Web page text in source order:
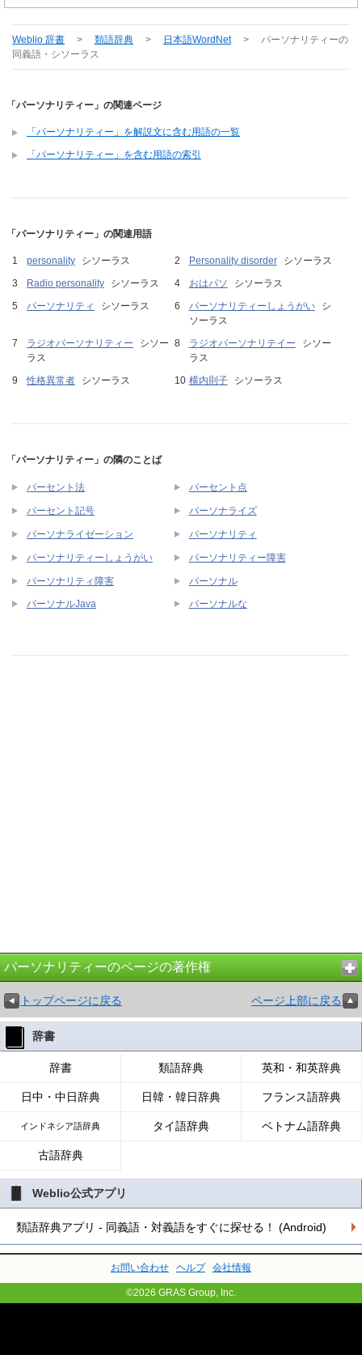
Weblio 辞書 > 類語辞典 > 日本語WordNet > パーソナリティーの
同義語・シソーラス
「パーソナリティー」の関連ページ
「パーソナリティー」を解説文に含む用語の一覧
「パーソナリティー」を含む用語の索引
「パーソナリティー」の関連用語
personality シソーラス Personality disorder
シソーラス
Radio personality
シソーラス おはパソ
シソーラス
パーソナリティ
シソーラス パーソナリティーしょうがい
シ
ソーラス
ラジオパーソナリティー
シソー
ラス
ラジオパーソナリテイー
シソー
ラス
性格異常者
シソーラス 横内則子 シソーラス
「パーソナリティー」の隣のことば
パーセント法 パーセント点
パーセント記号 パーソナライズ
パーソナライゼーション パーソナリティ
パーソナリティーしょうがい パーソナリティー障害
パーソナリティ障害 パーソナル
パーソナルJava パーソナルな
パーソナリティーのページの著作権
トップページに戻る ページ上部に戻る
辞書
辞書 類語辞典 英和・和英辞典
日中・中日辞典 日韓・韓日辞典 フランス語辞典
インドネシア語辞典 タイ語辞典 ベトナム語辞典
古語辞典
Weblio公式アプリ
類語辞典アプリ - 同義語・対義語をすぐに探せる！ (Android)
お問い合わせ ヘルプ 会社情報
©2026 GRAS Group, Inc.